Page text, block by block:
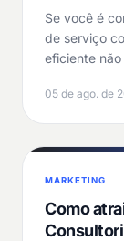
Se você é
de serviço
eficiente
05 de ago. de
MARKETING
Como